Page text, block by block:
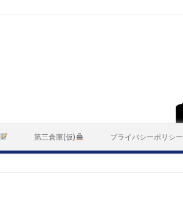
第三倉庫(仮) プライバシーポリシー